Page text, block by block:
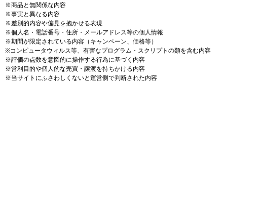
※商品と無関係な内容
※事実と異なる内容
※差別的内容や偏見を抱かせる表現
※個人名・電話番号・住所・メールアドレス等の個人情報
※期間が限定されている内容（キャンペーン、価格等）
※コンピュータウィルス等、有害なプログラム・スクリプトの類を含む内容
※評価の点数を意図的に操作する行為に基づく内容
※営利目的や個人的な売買・譲渡を持ちかける内容
※当サイトにふさわしくないと運営側で判断された内容